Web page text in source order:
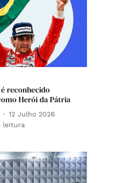
reconhecido
Herói da Pátria
12 Julho 2026
leitura